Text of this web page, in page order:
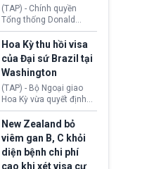
(TAP) - Chính quyền
Tổng thống Donald
Trump đã hoàn trả
khoảng 100 tỷ USD thuế
quan từng thu theo Đạo
luật Quyền hạn Kinh tế
Khẩn cấp Quốc tế
(IEEPA). Động thái này
diễn ra sau phán quyết
hồi tháng 2 bởi Tòa án
Tối cao Hoa Kỳ
(SCOTUS) khi tuyên bố,
việc áp thuế diện rộng là
hoàn toàn bất hợp pháp.
Hoa Kỳ thu hồi visa
của Đại sứ Brazil tại
Washington
(TAP) - Bộ Ngoại giao
Hoa Kỳ vừa quyết định
thu hồi thị thực (visa)
của bà Maria Luiza
Ribeiro Viotti - Đại sứ
Brazil tại Washington.
Động thái trên diễn ra
trong bối cảnh tranh
New Zealand bỏ
viêm gan B, C khỏi
diện bệnh chi phí
cao khi xét visa cư